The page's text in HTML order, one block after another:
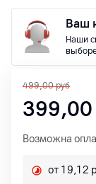
Ваш
Наши
499,00 руб
399,00
Возможна
от 19,12